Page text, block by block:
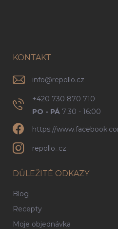
KONTAKT
info@repollo.cz
+420 730 870 710
PO - PÁ 7:30 - 16:00
https://
repollo_cz
DŮLEŽITÉ ODKAZY
Blog
Recepty
Moje objednávka